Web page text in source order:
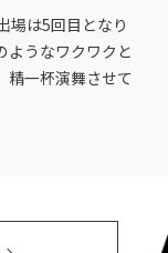
場は5回目となり
ようなワクワクと
精一杯演舞させて